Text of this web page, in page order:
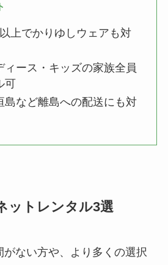
上でかりゆしウェアも対
ィース・キッズの家族全員
可
島など離島への配送にも対
ットレンタル3選
がない方や、より多くの選択